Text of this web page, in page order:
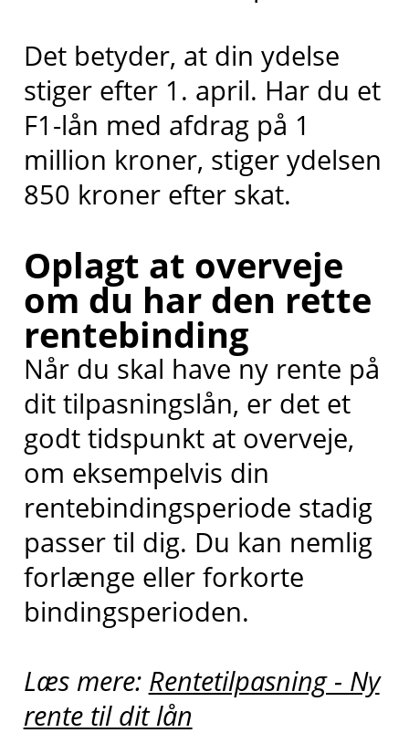
Det betyder, at din ydelse
stiger efter 1. april. Har du et
F1-lån med afdrag på 1
million kroner, stiger ydelsen
850 kroner efter skat.
Oplagt at overveje
om du har den rette
rentebinding
Når du skal have ny rente på
dit tilpasningslån, er det et
godt tidspunkt at overveje,
om eksempelvis din
rentebindingsperiode stadig
passer til dig. Du kan nemlig
forlænge eller forkorte
bindingsperioden.
Læs mere: Rentetilpasning - Ny
rente til dit lån